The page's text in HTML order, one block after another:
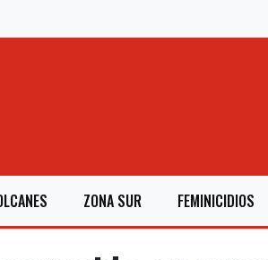
ZONA SUR FEMINICIDIOS